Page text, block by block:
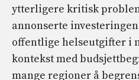
ytterligere kritisk
annonserte
offentlige helseutgifter i
kontekst med
mange regioner å